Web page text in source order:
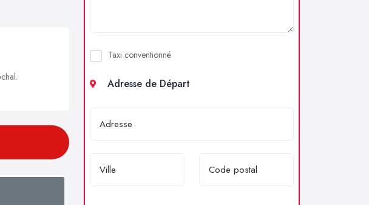
Taxi conventionné
Adresse de Départ